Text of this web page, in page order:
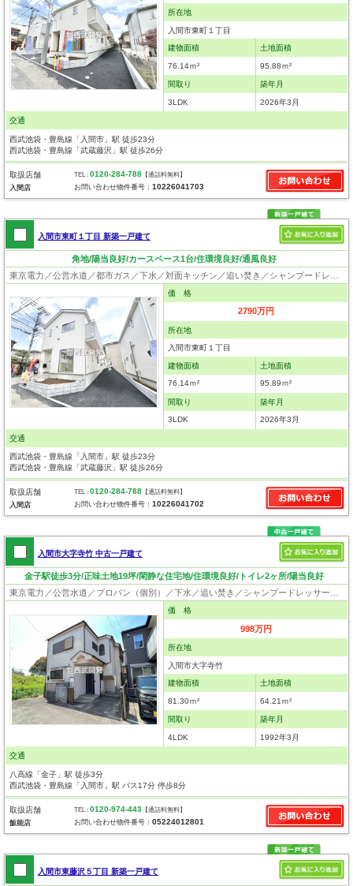
所在地
入間市東町１丁目
建物面積
76.14ｍ²
土地面積
95.88ｍ²
間取り
3LDK
築年月
2026年3月
交通
西武池袋・豊島線「入間市」駅 徒歩23分
西武池袋・豊島線「武蔵藤沢」駅 徒歩26分
取扱店舗
入間店
TEL :0120-284-788 【通話料無料】
お問い合わせ物件番号：10226041703
入間市東町１丁目 新築一戸建て
角地/陽当良好/カースペース1台/住環境良好/通風良好
価 格
2790万円
所在地
入間市東町１丁目
建物面積
76.14ｍ²
土地面積
95.89ｍ²
間取り
3LDK
築年月
2026年3月
交通
西武池袋・豊島線「入間市」駅 徒歩23分
西武池袋・豊島線「武蔵藤沢」駅 徒歩26分
取扱店舗
入間店
TEL :0120-284-788 【通話料無料】
お問い合わせ物件番号：10226041702
入間市大字寺竹 中古一戸建て
金子駅徒歩3分/正味土地19坪/閑静な住宅地/住環境良好/トイレ2ヶ所/陽当良好
東京電力／公営水道／プロパン（個別）／下水／追い焚き／シャンプードレッサー／システムキッチン／フローリング／クローゼット
価 格
998万円
所在地
入間市大字寺竹
建物面積
81.30ｍ²
土地面積
64.21ｍ²
間取り
4LDK
築年月
1992年3月
交通
八高線「金子」駅 徒歩3分
西武池袋・豊島線「入間市」駅 バス17分 停歩8分
取扱店舗
飯能店
TEL :0120-974-443 【通話料無料】
お問い合わせ物件番号：05224012801
入間市東藤沢５丁目 新築一戸建て